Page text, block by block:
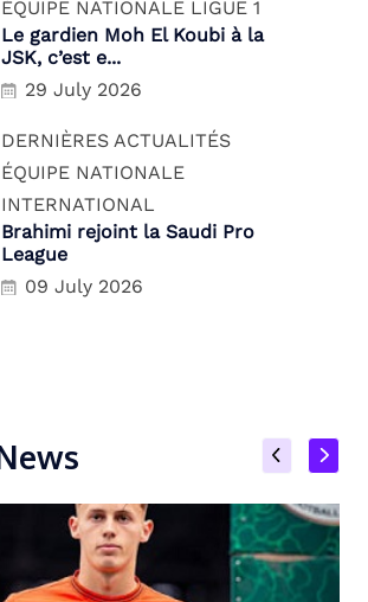
ÉQUIPE NATIONALE LIGUE 1
Le gardien Moh El Koubi à la
JSK, c’est e...
29 July 2026
DERNIÈRES ACTUALITÉS
ÉQUIPE NATIONALE
INTERNATIONAL
Brahimi rejoint la Saudi Pro
League
09 July 2026